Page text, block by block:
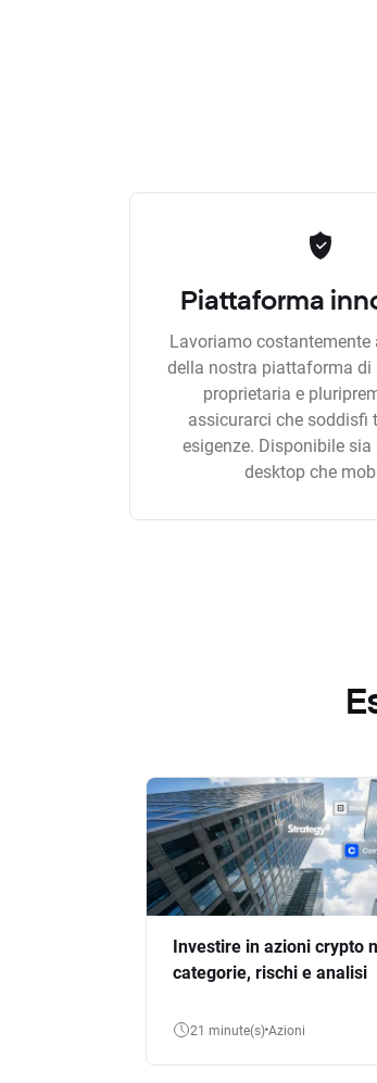
Piattaforma
Lavoriamo
della nostra piattaforma di
proprietaria e
assicurarci che soddisfi
esigenze. Disponibile sia
desktop che
Investire in azioni crypto
categorie, rischi e analisi
21 minute(s) Azioni